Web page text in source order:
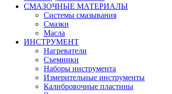
СМАЗОЧНЫЕ МАТЕРИАЛЫ
Системы смазывания
Смазки
Масла
ИНСТРУМЕНТ
Нагреватели
Съемники
Наборы инструмента
Измерительные инструменты
Калибровочные пластины